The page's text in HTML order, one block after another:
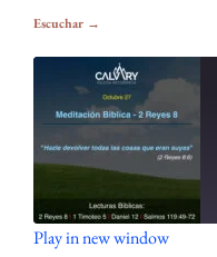
Escuchar →
Play in new window